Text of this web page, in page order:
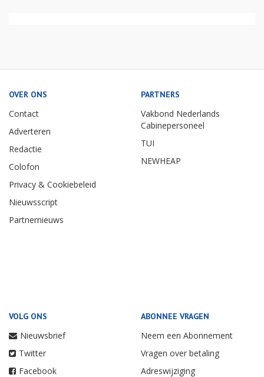
OVER ONS
Contact
Adverteren
Redactie
Colofon
Privacy & Cookiebeleid
Nieuwsscript
Partnernieuws
PARTNERS
Vakbond Nederlands
Cabinepersoneel
TUI
NEWHEAP
VOLG ONS
Nieuwsbrief
Twitter
Facebook
ABONNEE VRAGEN
Neem een Abonnement
Vragen over betaling
Adreswijziging